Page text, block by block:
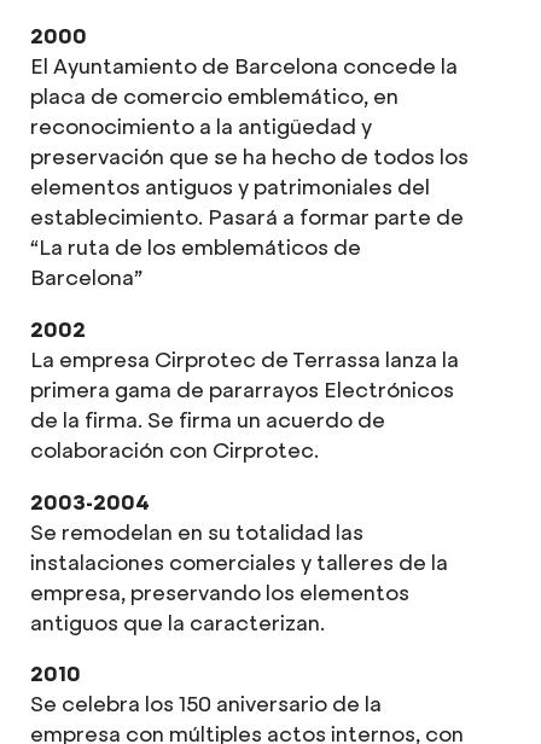
2000
El Ayuntamiento de Barcelona concede la
placa de comercio emblemático, en
reconocimiento a la antigüedad y
preservación que se ha hecho de todos los
elementos antiguos y patrimoniales del
establecimiento. Pasará a formar parte de
“La ruta de los emblemáticos de
Barcelona”
2002
La empresa Cirprotec de Terrassa lanza la
primera gama de pararrayos Electrónicos
de la firma. Se firma un acuerdo de
colaboración con Cirprotec.
2003-2004
Se remodelan en su totalidad las
instalaciones comerciales y talleres de la
empresa, preservando los elementos
antiguos que la caracterizan.
2010
Se celebra los 150 aniversario de la
empresa con múltiples actos internos, con